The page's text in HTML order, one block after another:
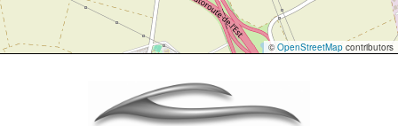
©OpenStreetMap contributors